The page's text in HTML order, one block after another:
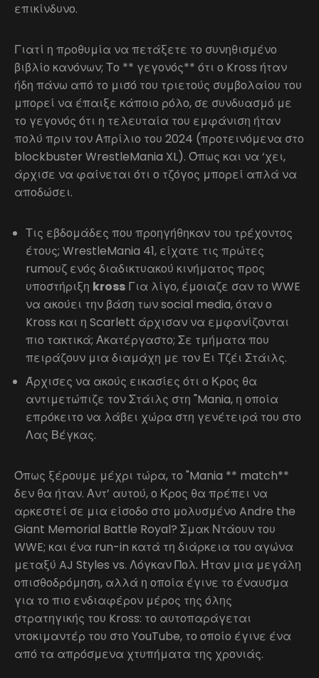
επικίνδυνο.
Γιατί η προθυμία να πετάξετε το συνηθισμένο
βιβλίο κανόνων; Το ** γεγονός** ότι ο Kross ήταν
ήδη πάνω από το μισό του τριετούς συμβολαίου του
μπορεί να έπαιξε κάποιο ρόλο, σε συνδυασμό με
το γεγονός ότι η τελευταία του εμφάνιση ήταν
πολύ πριν τον Απρίλιο του 2024 (προτεινόμενα στο
blockbuster WrestleMania XL). Όπως και να ‘χει,
άρχισε να φαίνεται ότι ο τζόγος μπορεί απλά να
αποδώσει.
Τις εβδομάδες που προηγήθηκαν του τρέχοντος
έτους; WrestleMania 41, είχατε τις πρώτες
rumουζ ενός διαδικτυακού κινήματος προς
υποστήριξη kross Για λίγο, έμοιαζε σαν το WWE
να ακούει την βάση των social media, όταν ο
Kross και η Scarlett άρχισαν να εμφανίζονται
πιο τακτικά; Ακατέργαστο; Σε τμήματα που
πειράζουν μια διαμάχη με τον Έι Τζέι Στάιλς.
Άρχισες να ακούς εικασίες ότι ο Κρος θα
αντιμετώπιζε τον Στάιλς στη "Mania, η οποία
επρόκειτο να λάβει χώρα στη γενέτειρά του στο
Λας Βέγκας.
Όπως ξέρουμε μέχρι τώρα, το "Mania ** match**
δεν θα ήταν. Αντ’ αυτού, ο Κρος θα πρέπει να
αρκεστεί σε μια είσοδο στο μολυσμένο Andre the
Giant Memorial Battle Royal? Σμακ Ντάουν του
WWE; και ένα run-in κατά τη διάρκεια του αγώνα
μεταξύ AJ Styles vs. Λόγκαν Πολ. Ήταν μια μεγάλη
οπισθοδρόμηση, αλλά η οποία έγινε το έναυσμα
για το πιο ενδιαφέρον μέρος της όλης
στρατηγικής του Kross: το αυτοπαράγεται
ντοκιμαντέρ του στο YouTube, το οποίο έγινε ένα
από τα απρόσμενα χτυπήματα της χρονιάς.